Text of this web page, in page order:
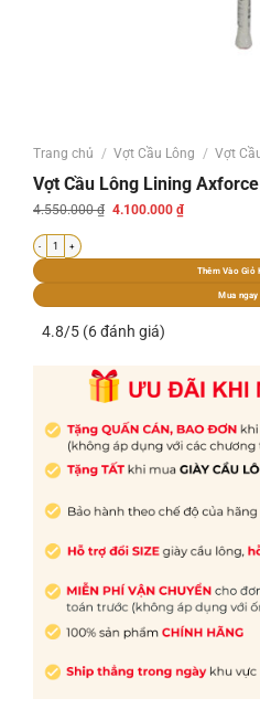
Trang chủ / Vợt Cầu Lông / Vợt
Vợt Cầu Lông Lining
4.550.000₫ Giá
4.100.000 ₫Giá
hiện
4.100.000 ₫.
Vợt Cầu Lông Lining Axforce 90 Xanh Dragon (Bản Hộp)
Thêm Vào Giỏ
Mua ngay
4.8/5 (6 đánh giá)